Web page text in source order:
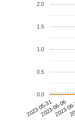
2023-05-312023-06-06
2023-
0.0
0.5
1.0
1.5
2.0